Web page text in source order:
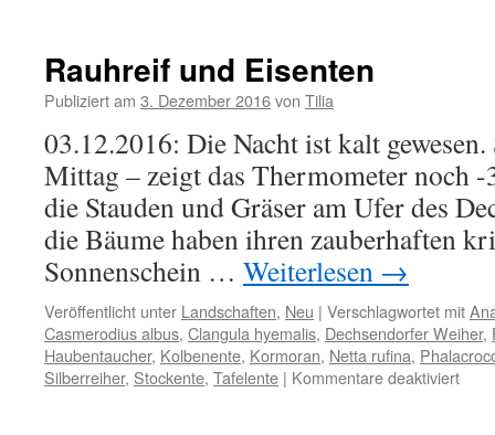
Rauhreif und Eisenten
Publiziert am 3. Dezember 2016von Tilia
03.12.2016: Die Nacht ist kalt
Mittag – zeigt das Thermometer noch -
die Stauden und Gräser am Ufer des
die Bäume haben ihren zauberhaften
Sonnenschein … Weiterlesen →
Veröffentlicht unter Landschaften, Neu | Verschlagwortet mit
Casmerodius albus, Clangula hyemalis, Dechsendorfer Weiher,
Haubentaucher, Kolbenente, Kormoran, Netta rufina,
Silberreiher, Stockente, Tafelente | Kommentare deaktiviertfür